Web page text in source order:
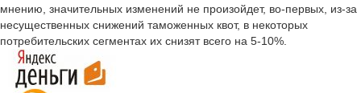
мнению, значительных изменений не произойдет, во-первых, из-за
несущественных снижений таможенных квот, в некоторых
потребительских сегментах их снизят всего на 5-10%.